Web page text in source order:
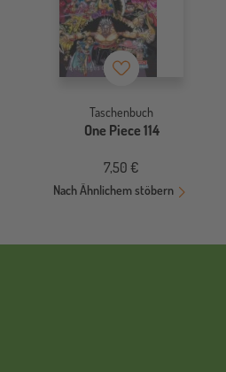
Merkzettel
Taschenbuch
One Piece 114
7,50 €
Nach Ähnlichem stöbern